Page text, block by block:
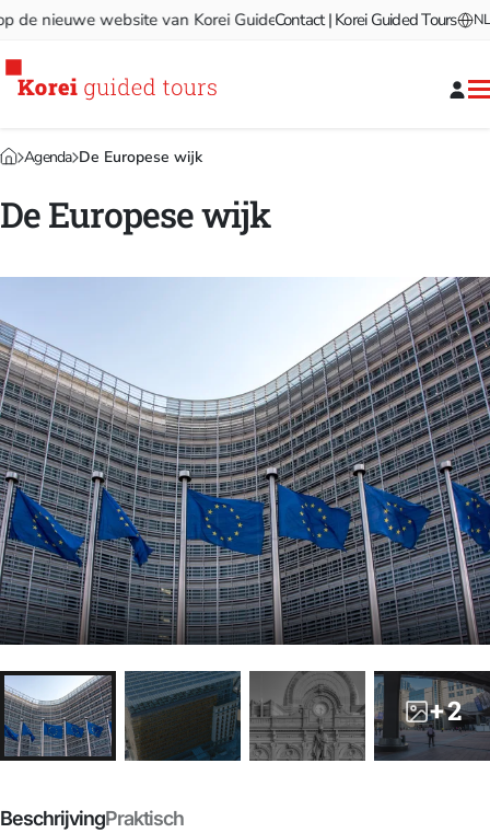
nieuwe website van Korei Guided Tours! Welkom op de
Contact | Korei Guided Tours NL
Agenda De Europese wijk
De Europese wijk
+ 2
BeschrijvingPraktisch